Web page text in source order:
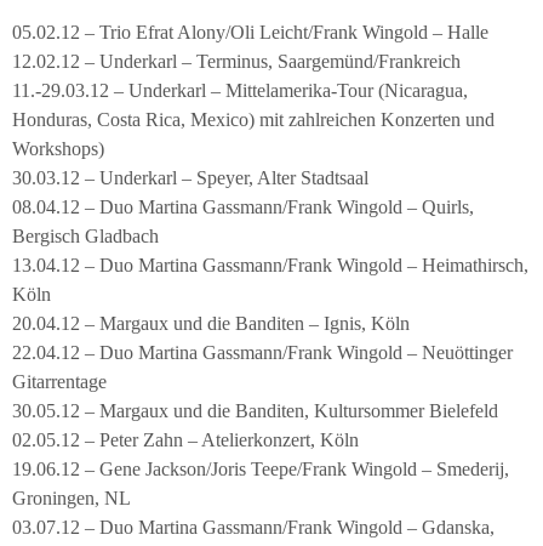
05.02.12 – Trio Efrat Alony/Oli Leicht/Frank Wingold – Halle
12.02.12 – Underkarl – Terminus, Saargemünd/Frankreich
11.-29.03.12 – Underkarl – Mittelamerika-Tour (Nicaragua,
Honduras, Costa Rica, Mexico) mit zahlreichen Konzerten und
Workshops)
30.03.12 – Underkarl – Speyer, Alter Stadtsaal
08.04.12 – Duo Martina Gassmann/Frank Wingold – Quirls,
Bergisch Gladbach
13.04.12 – Duo Martina Gassmann/Frank Wingold – Heimathirsch,
Köln
20.04.12 – Margaux und die Banditen – Ignis, Köln
22.04.12 – Duo Martina Gassmann/Frank Wingold – Neuöttinger
Gitarrentage
30.05.12 – Margaux und die Banditen, Kultursommer Bielefeld
02.05.12 – Peter Zahn – Atelierkonzert, Köln
19.06.12 – Gene Jackson/Joris Teepe/Frank Wingold – Smederij,
Groningen, NL
03.07.12 – Duo Martina Gassmann/Frank Wingold – Gdanska,